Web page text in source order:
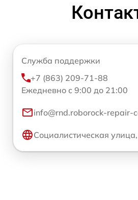
Служба поддержки
+7 (863) 209-71-88
Ежедневно с 9:00 до 21:00
info@rnd.roborock-repair-
Социалистическая